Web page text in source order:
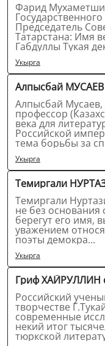
Фарид
Председатель
Татарстана: Имя великого татарского поэта
Габдуллы Тукая
Укырга
Алпысбай МУСАЕВ
Алпысбай Мусаев,
профессор
века для
Российской
тема борьбы за
Укырга
Темиргали
Темиргали Нуртазин,
не без основания
берегут его имя,
уважением
поэты демокра...
Укырга
Гриф ХАЙРУЛЛИН
Российский ученый
творчестве
современные
некий итог
тюркской